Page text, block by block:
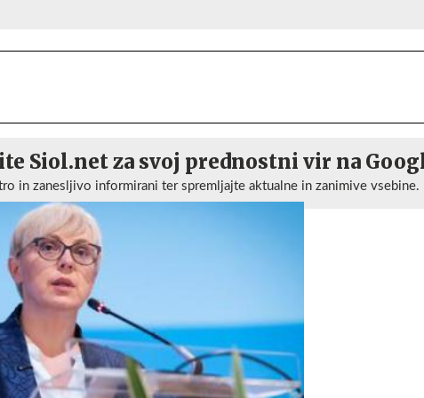
Siol.net za svoj prednostni vir na
in zanesljivo informirani ter spremljajte aktualne in zanimive vsebine.